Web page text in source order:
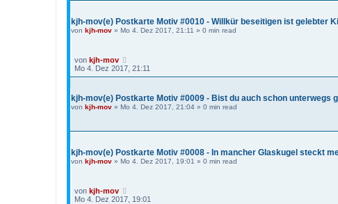
kjh-mov(e) Postkarte Motiv #0010 - Willkür beseitigen ist gelebter
von kjh-mov » Mo 4. Dez 2017, 21:11 » 0 min read
von kjh-mov
Mo 4. Dez 2017, 21:11
kjh-mov(e) Postkarte Motiv #0009 - Bist du auch schon unterwegs
von kjh-mov » Mo 4. Dez 2017, 21:04 » 0 min read
kjh-mov(e) Postkarte Motiv #0008 - In mancher Glaskugel steckt
von kjh-mov » Mo 4. Dez 2017, 19:01 » 0 min read
von kjh-mov
Mo 4. Dez 2017, 19:01